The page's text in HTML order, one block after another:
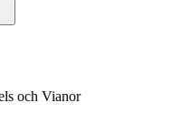
och Vianor